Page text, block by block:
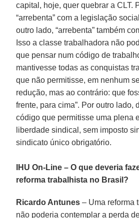
capital, hoje, quer quebrar a CLT.
“arrebenta” com a legislação
outro lado, “arrebenta” também
Isso a classe trabalhadora não
que pensar num código de
mantivesse todas as conquistas
que não permitisse, em nenhum
redução, mas ao contrário: que
frente, para cima”. Por outro lado,
código que permitisse uma plena
liberdade sindical, sem imposto
sindicato único obrigatório.
IHU On-Line – O que deveria
reforma trabalhista no Brasil?
Ricardo Antunes– Uma reforma
não poderia contemplar a perda